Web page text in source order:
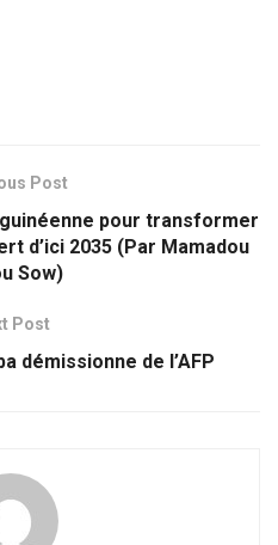
Post
pour transformer
d’ici 2035 (Par Mamadou
Sow)
Post
démissionne de l’AFP